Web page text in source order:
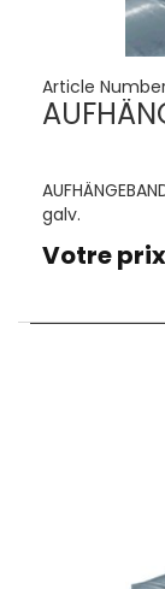
Article
galv.
Votre